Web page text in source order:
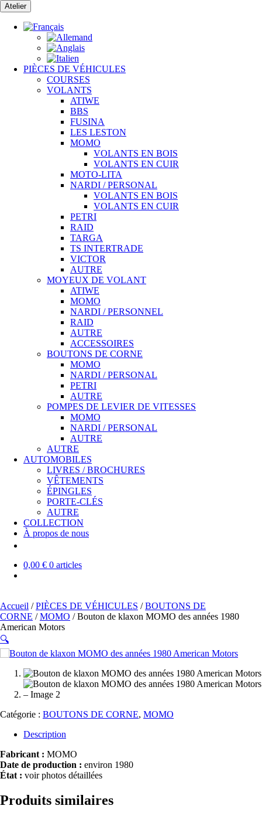
Passer
au
contenu
Atelier
PIÈCES DE VÉHICULES
COURSES
VOLANTS
ATIWE
BBS
FUSINA
LES LESTON
MOMO
VOLANTS EN BOIS
VOLANTS EN CUIR
MOTO-LITA
NARDI / PERSONAL
VOLANTS EN BOIS
VOLANTS EN CUIR
PETRI
RAID
TARGA
TS INTERTRADE
VICTOR
AUTRE
MOYEUX DE VOLANT
ATIWE
MOMO
NARDI / PERSONNEL
RAID
AUTRE
ACCESSOIRES
BOUTONS DE CORNE
MOMO
NARDI / PERSONAL
PETRI
AUTRE
POMPES DE LEVIER DE VITESSES
MOMO
NARDI / PERSONAL
AUTRE
AUTRE
AUTOMOBILES
LIVRES / BROCHURES
VÊTEMENTS
ÉPINGLES
PORTE-CLÉS
AUTRE
COLLECTION
À propos de nous
0,00 € 0 articles
Accueil /PIÈCES DE VÉHICULES /BOUTONS DE
CORNE /MOMO / Bouton de klaxon MOMO des années 1980
American Motors
🔍
SOLD OUT
Catégorie : BOUTONS DE CORNE, MOMO
Description
Fabricant : MOMO
Date de production : environ 1980
État : voir photos détaillées
Produits similaires